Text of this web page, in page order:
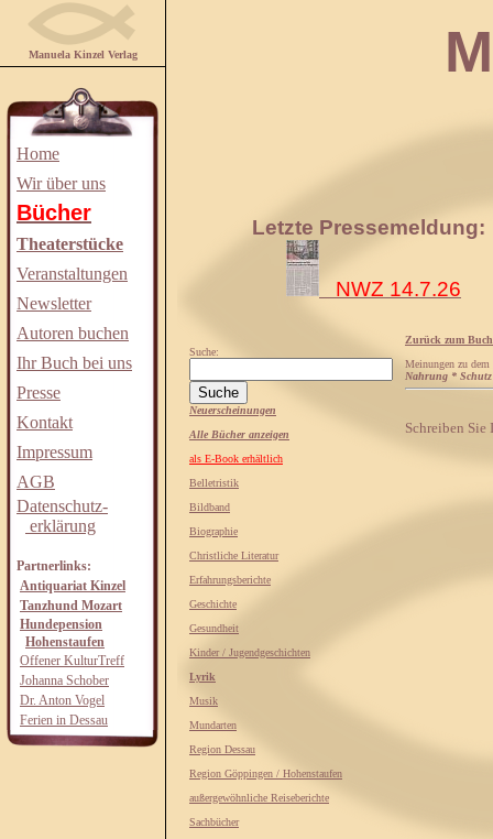
Manuela Kinzel Verlag
Home
Wir über uns
Bücher
Theaterstücke
Veranstaltungen
Newsletter
Autoren buchen
Ihr Buch bei uns
Presse
Kontakt
Impressum
AGB
Datenschutz-
erklärung
Partnerlinks:
Antiquariat Kinzel
Tanzhund Mozart
Hundepension
Hohenstaufen
Offener KulturTreff
Johanna Schober
Dr. Anton Vogel
Ferien in Dessau
Letzte Pressemeldung:
NWZ 14.7.26
Suche:
Neuerscheinungen
Alle Bücher anzeigen
als E-Book erhältlich
Belletristik
Bildband
Biographie
Christliche Literatur
Erfahrungsberichte
Geschichte
Gesundheit
Kinder / Jugendgeschichten
Lyrik
Musik
Mundarten
Region Dessau
Region Göppingen / Hohenstaufen
außergewöhnliche Reiseberichte
Sachbücher
Zurück zum Buch
Meinungen zu
Nahrung *
Schreiben